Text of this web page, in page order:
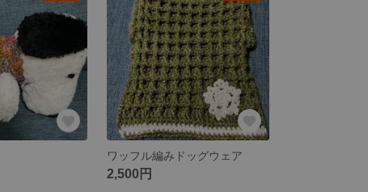
ワッフル編みドッグウェア
2,500円